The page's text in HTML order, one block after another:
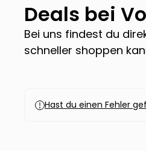
Deals bei
Bei uns findest du
schneller shoppen
Hast du einen Fehler